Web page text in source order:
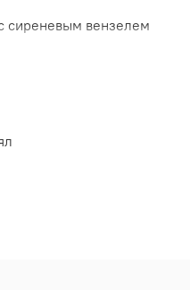
сиреневым вензелем